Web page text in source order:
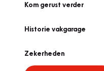
Kom gerust verder
Historie vakgarage
Zekerheden